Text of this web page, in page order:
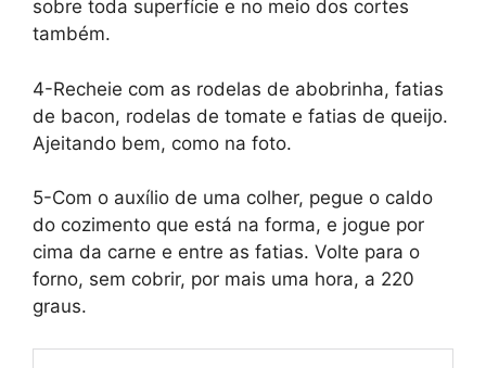
sobre toda superfície e no meio dos cortes
também.
4-Recheie com as rodelas de abobrinha, fatias
de bacon, rodelas de tomate e fatias de queijo.
Ajeitando bem, como na foto.
5-Com o auxílio de uma colher, pegue o caldo
do cozimento que está na forma, e jogue por
cima da carne e entre as fatias. Volte para o
forno, sem cobrir, por mais uma hora, a 220
graus.